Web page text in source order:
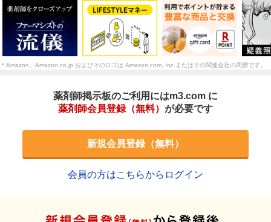
＊Amazon、Amazon.co.jp およびそのロゴは Amazon.com, Inc.またはその関連会社の商標です。
薬剤師掲示板のご利用にはm3.com に
薬剤師会員登録（無料） が必要です
新規会員登録（無料）
会員の方はこちらからログイン